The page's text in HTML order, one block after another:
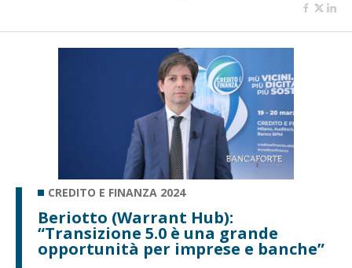
CREDITO E FINANZA 2024
Beriotto (Warrant Hub):
“Transizione 5.0 è una grande
opportunità per imprese e banche”